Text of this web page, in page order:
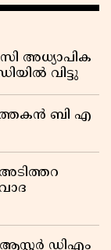
അധ്യാപിക
വിട്ടു
ബി എ
അടിത്തറ
ഡിഎം